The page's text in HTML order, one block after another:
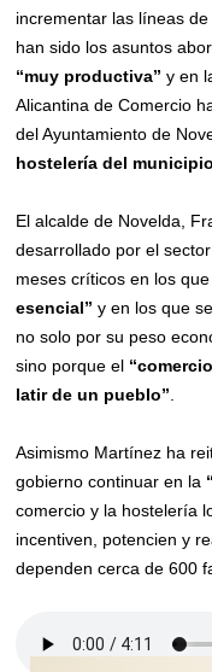
incrementar las líneas
han sido los asuntos
“muy productiva” y en
Alicantina de Comercio
del Ayuntamiento de
hostelería del
El alcalde de Novelda,
desarrollado por el
meses críticos en los que
esencial” y en los que
no solo por su peso
sino porque el
latir de un pueblo”
Asimismo Martínez ha
gobierno continuar en la
comercio y la hostelería
incentiven, potencien y
dependen cerca de 600